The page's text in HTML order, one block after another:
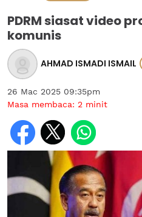
PDRM siasat video
komunis
AHMAD ISMADI ISMAIL
26 Mac 2025 09:35pm
Masa membaca: 2 minit